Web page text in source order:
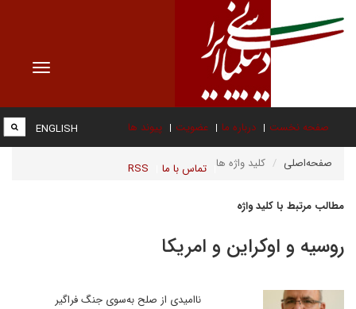
Toggle
صفحه نخست درباره ما عضویت پیوند ها
تماس با ما RSS
ENGLISH
صفحه‌اصلی کلید واژه ها
مطالب مرتبط با کلید واژه
روسیه و اوکراین و امریکا
ناامیدی از صلح به‌سوی جنگ فراگیر